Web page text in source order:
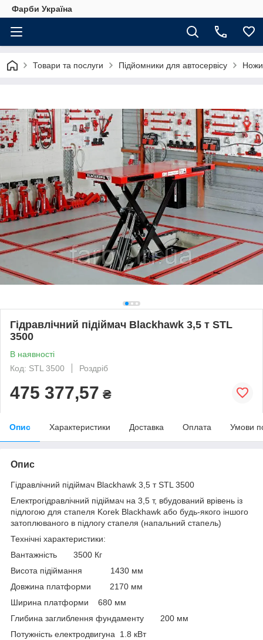
Фарби Україна
Товари та послуги Підйомники для автосервісу
Гідравлічний підіймач Blackhawk 3,5 т STL
3500
В наявності
Код: STL 3500
Роздріб
475 377,57 ₴
Опис Характеристики Доставка Оплата Умови
Опис
Гідравлічний підіймач Blackhawk 3,5 т STL 3500
Електрогідравлічний підіймач на 3,5 т, вбудований врівень із
підлогою для стапеля Korek Blackhawk або будь-якого іншого
затоплюваного в підлогу стапеля (напальний стапель)
Технічні характеристики:
Вантажність 3500 Кг
Висота підіймання 1430 мм
Довжина платформи 2170 мм
Ширина платформи 680 мм
Глибина заглиблення фундаменту 200 мм
Потужність електродвигуна 1.8 кВт